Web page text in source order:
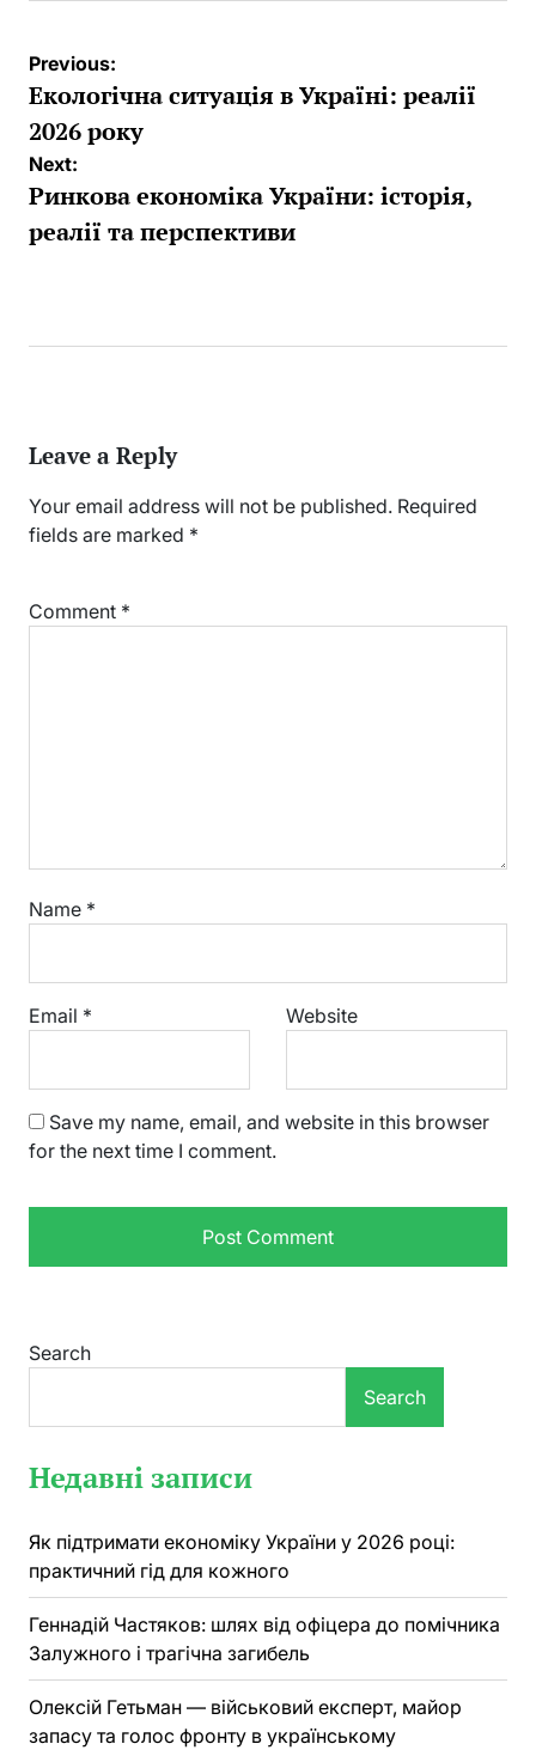
Post
navigation
Previous:
Екологічна ситуація в Україні: реалії
2026 року
Next:
Ринкова економіка України: історія,
реалії та перспективи
Leave a Reply
Your email address will not be published. Required
fields are marked *
Comment *
Name *
Email * Website
Save my name, email, and website in this browser
for the next time I comment.
Search
Search
Недавні записи
Як підтримати економіку України у 2026 році:
практичний гід для кожного
Геннадій Частяков: шлях від офіцера до помічника
Залужного і трагічна загибель
Олексій Гетьман — військовий експерт, майор
запасу та голос фронту в українському